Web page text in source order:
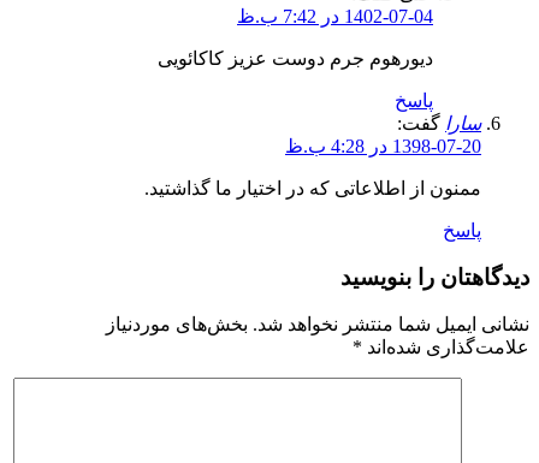
1402-07-04 در 7:42 ب.ظ
دیورهوم جرم دوست عزیز کاکائویی
پاسخ
سارا گفت:
1398-07-20 در 4:28 ب.ظ
ممنون از اطلاعاتی که در اختیار ما گذاشتید.
پاسخ
دیدگاهتان را بنویسید
نشانی ایمیل شما منتشر نخواهد شد. بخش‌های موردنیاز
علامت‌گذاری شده‌اند *